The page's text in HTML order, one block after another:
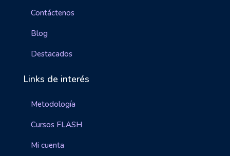
Contáctenos
Blog
Destacados
Links de interés
Metodología
Cursos FLASH
Mi cuenta